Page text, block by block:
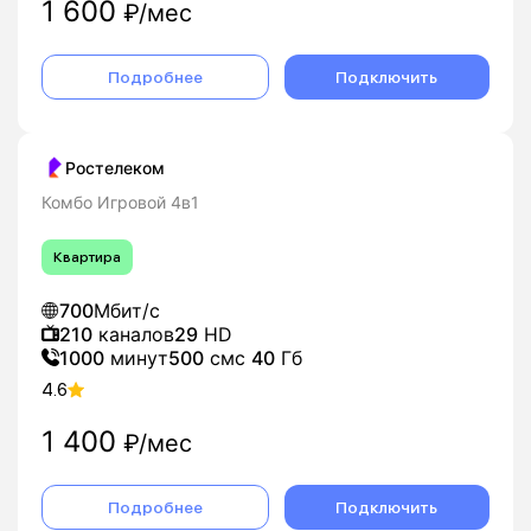
1 600 ₽/мес
Подробнее Подключить
Ростелеком
Комбо Игровой 4в1
Квартира
700Мбит/с
210 каналов29 HD
1000 минут500 смс 40 Гб
4.6
1 400 ₽/мес
Подробнее Подключить